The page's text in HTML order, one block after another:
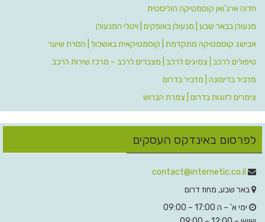
חדוה ארג’ואן קוסמטיקה הוליסטית
מנעולן בבאר שבע | מנעולן באופקים | ויטלי המנעולן
אבישג קוסמטיקה מתקדמת | קוסמטיקאית באשכול | הסרת שיער
טיפולים לרכב | צמיגים לרכב | מצברים לרכב – מרכז שירות לרכב
מדביר בדימונה | מדביר בדרום
צימרים לזוגות בדרום | צמרת הברוש
לפרסום באינדקס העסקים
contact@internetic.co.il‬
באר שבע, מחוז דרום
ימי א' – ה 17:00 – 09:00